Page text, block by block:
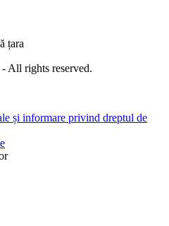
țara
- All rights reserved.
și informare privind dreptul de